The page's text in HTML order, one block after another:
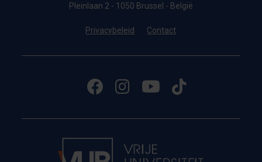
Pleinlaan 2 - 1050 Brussel - België
Privacybeleid Contact